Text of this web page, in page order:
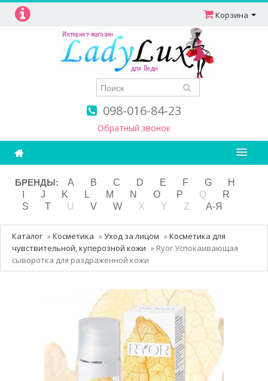
098-016-84-23
Обратный звонок
Корзина
Ароматерапия
Витамины
Детям и мамам
Косметика
Маникюр и педикюр
БРЕНДЫ: A B C D E F G
H
J K L M N O P Q
R
S
T U V W X Y Z А-Я
Каталог »Косметика »Уход за лицом »Косметика для
чувствительной, куперозной кожи » Ryor Успокаивающая
сыворотка для раздраженной кожи